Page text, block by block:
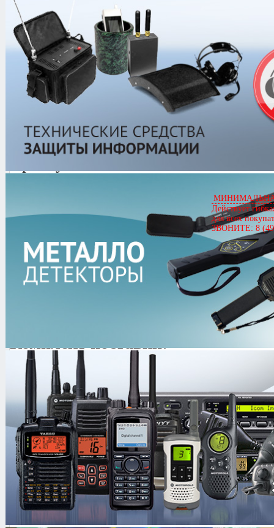
оборудование
Контроль доступа
Каталог/Металлодетекторы/
Power 27 см
XP Gold Maxx Power 27 см
Кол-во
оценка (0 голосов)
Действует
для всех
ЗВОНИТЕ: 8
Металлоискатель XP Gold Maxx
управления, штанга, крепления)
Катушка 27 см
Защита на катушку
Проводные наушники
Сумка для ношения блока
Инструкция
Гарантийный талон